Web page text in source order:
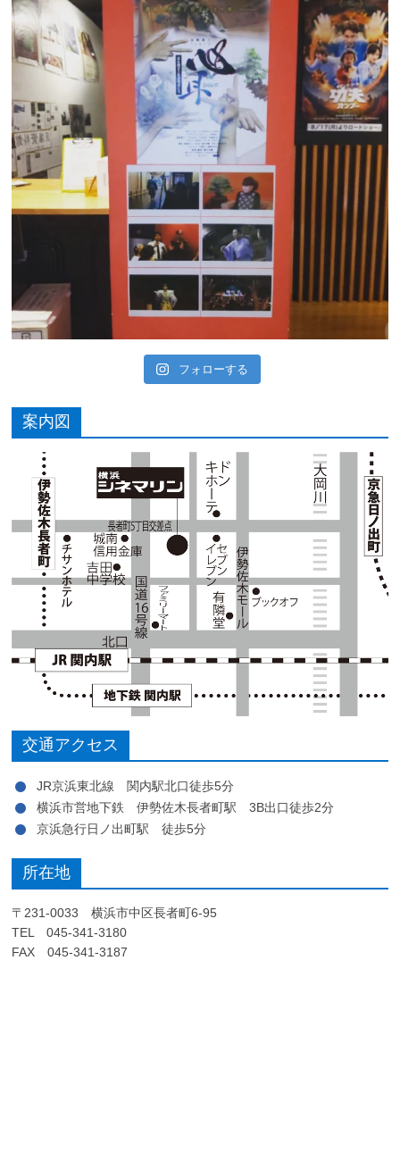
フォローする
案内図
交通アクセス
JR京浜東北線 関内駅北口徒歩5分
横浜市営地下鉄 伊勢佐木長者町駅 3B出口徒歩2分
京浜急行日ノ出町駅 徒歩5分
所在地
〒231-0033 横浜市中区長者町6-95
TEL 045-341-3180
FAX 045-341-3187